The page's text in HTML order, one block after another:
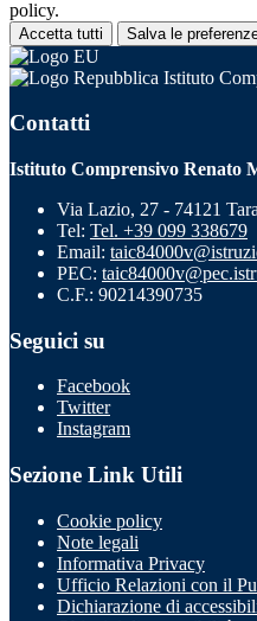
policy.
Accetta tutti Salva le
Istituto
Contatti
Istituto Comprensivo Renato
Via Lazio, 27 - 74121
Tel: Tel. +39 099 338679
Email:
PEC:
C.F.: 90214390735
Seguici su
Facebook
Twitter
Instagram
Sezione Link Utili
Cookie policy
Note legali
Informativa Privacy
Ufficio Relazioni con il
Dichiarazione di